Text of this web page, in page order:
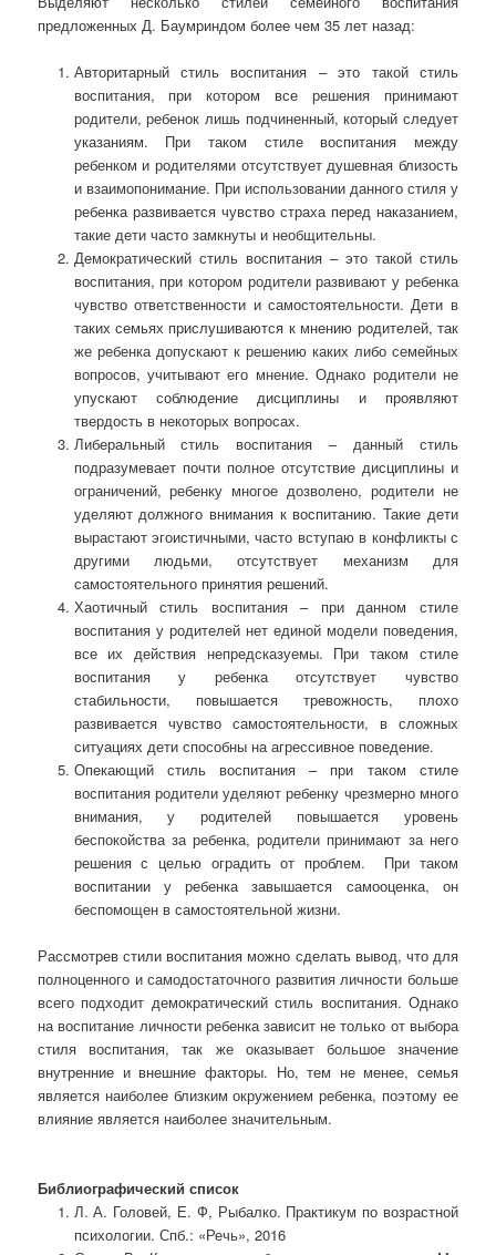
предложенных Д. Баумриндом более чем 35 лет назад:
Авторитарный стиль воспитания – это такой стиль
воспитания, при котором все решения принимают
родители, ребенок лишь подчиненный, который следует
указаниям. При таком стиле воспитания между
ребенком и родителями отсутствует душевная близость
и взаимопонимание. При использовании данного стиля у
ребенка развивается чувство страха перед наказанием,
такие дети часто замкнуты и необщительны.
Демократический стиль воспитания – это такой стиль
воспитания, при котором родители развивают у ребенка
чувство ответственности и самостоятельности. Дети в
таких семьях прислушиваются к мнению родителей, так
же ребенка допускают к решению каких либо семейных
вопросов, учитывают его мнение. Однако родители не
упускают соблюдение дисциплины и проявляют
твердость в некоторых вопросах.
Либеральный стиль воспитания – данный стиль
подразумевает почти полное отсутствие дисциплины и
ограничений, ребенку многое дозволено, родители не
уделяют должного внимания к воспитанию. Такие дети
вырастают эгоистичными, часто вступаю в конфликты с
другими людьми, отсутствует механизм для
самостоятельного принятия решений.
Хаотичный стиль воспитания – при данном стиле
воспитания у родителей нет единой модели поведения,
все их действия непредсказуемы. При таком стиле
воспитания у ребенка отсутствует чувство
стабильности, повышается тревожность, плохо
развивается чувство самостоятельности, в сложных
ситуациях дети способны на агрессивное поведение.
Опекающий стиль воспитания – при таком стиле
воспитания родители уделяют ребенку чрезмерно много
внимания, у родителей повышается уровень
беспокойства за ребенка, родители принимают за него
решения с целью оградить от проблем. При таком
воспитании у ребенка завышается самооценка, он
беспомощен в самостоятельной жизни.
Рассмотрев стили воспитания можно сделать вывод, что для
полноценного и самодостаточного развития личности больше
всего подходит демократический стиль воспитания. Однако
на воспитание личности ребенка зависит не только от выбора
стиля воспитания, так же оказывает большое значение
внутренние и внешние факторы. Но, тем не менее, семья
является наиболее близким окружением ребенка, поэтому ее
влияние является наиболее значительным.
Библиографический список
Л. А. Головей, Е. Ф, Рыбалко. Практикум по возрастной
психологии. Спб.: «Речь», 2016